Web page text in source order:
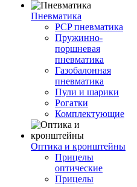
Пневматика
PCP пневматика
Пружинно-
поршневая
пневматика
Газобалонная
пневматика
Пули и шарики
Рогатки
Комплектующие
Оптика и кронштейны
Прицелы
оптические
Прицелы